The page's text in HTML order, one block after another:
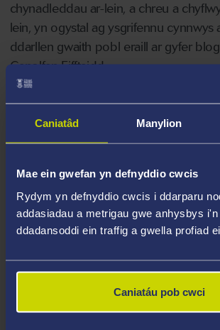
Caniatâd Manylion
Mae ein gwefan yn defnyddio cwcis
Rydym yn defnyddio cwcis i ddarparu
addasiadau a metrigau gwe anhysbys i'n
ddadansoddi ein traffig a gwella profiad
Caniatáu pob cwci
chynadleddau ar-lein, a chreu a
lein, yn ogystal ag ysgrifennu cynnwys
ddarllen gwaith pobl eraill ar gyfer
Ganolfan Eifftaidd.
Cyflwynodd waith ymchwil y ganolfan
nghynhadledd ar-lein yr amgueddfa
ogystal â chynadleddau eraill. Roedd
gyfer y cwrs
MA yn Hanes yr Henfyd
Clasurol. Yn ogystal, Sam yw cyd-
swyddog digwyddiadau Cyfeillion y
sy'n cefnogi gwaith yr amgueddfa.
(adnodd ar-lein i roi mynediad at